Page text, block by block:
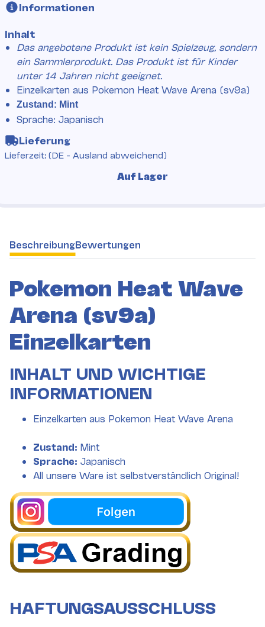
Inhalt
Das angebotene Produkt ist kein Spielzeug, sondern
ein Sammlerprodukt. Das Produkt ist für Kinder
unter 14 Jahren nicht geeignet.
Einzelkarten aus Pokemon Heat Wave Arena (sv9a)
Zustand: Mint
Sprache: Japanisch
Auf Lager
Informationen
Lieferung
Lieferzeit: (DE - Ausland abweichend)
BeschreibungBewertungen
Pokemon Heat Wave
Arena (sv9a)
Einzelkarten
INHALT UND WICHTIGE
INFORMATIONEN
Einzelkarten aus Pokemon Heat Wave Arena
Zustand: Mint
Sprache: Japanisch
All unsere Ware ist selbstverständlich Original!
HAFTUNGSAUSSCHLUSS